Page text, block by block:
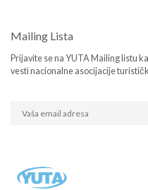
Mailing Lista
Prijavite se na YUTA Mailing listu
vesti nacionalne asocijacije